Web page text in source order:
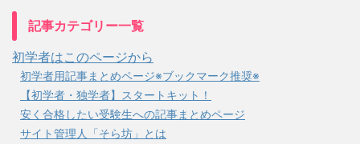
記事カテゴリー一覧
初学者はこのページから
初学者用記事まとめページ※ブックマーク推奨※
【初学者・独学者】スタートキット！
安く合格したい受験生への記事まとめページ
サイト管理人「そら坊」とは